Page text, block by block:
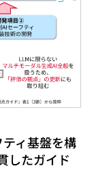
ィ基盤を構
したガイド